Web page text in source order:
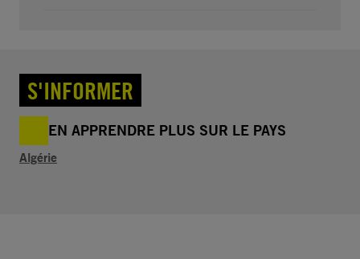
S'INFORMER
EN APPRENDRE PLUS SUR LE PAYS
Algérie